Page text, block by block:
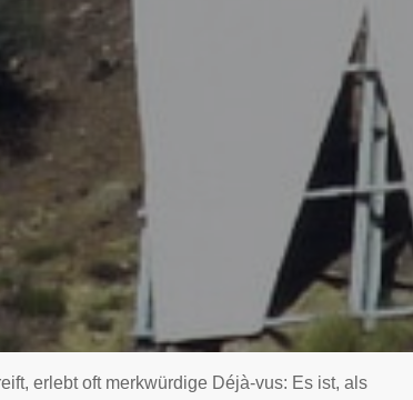
erlebt oft merkwürdige Déjà-vus: Es ist, als